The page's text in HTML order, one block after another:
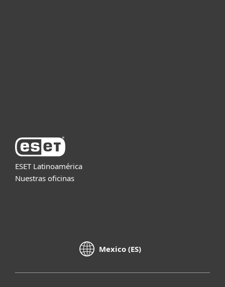
ESET Latinoamérica
Nuestras oficinas
Mexico (ES)